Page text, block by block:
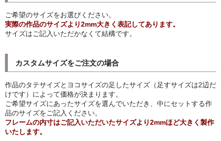
Folon
olivetti
額装品
額装品一覧
アンリ・マティス額装
カッズミイダ×手塚治虫額装
ご希望のサイズをお選びください。
実際の作品のサイズより2mm大きく表記してあります。
サイズはご記入いただかなくて結構です。
カスタムサイズをご注文の場合
作品のタテサイズとヨコサイズの足したサイズ（足すサイズは2辺だ
けです）によって価格が決まります。
ご希望サイズにあったサイズを選んでいただき、中にセットする作
品のサイズをご記入ください。
フレームの内寸はご記入いただいたサイズより2mmほど大きく製作
いたします。